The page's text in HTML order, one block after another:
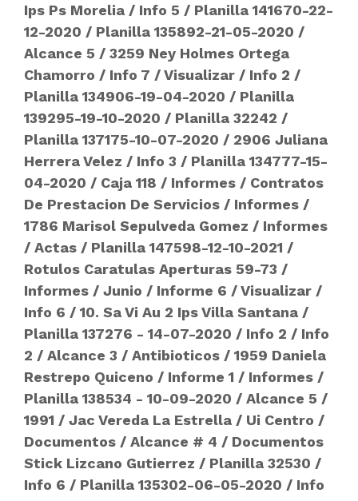
Ips Ps Morelia / Info 5 / Planilla 141670-22-
12-2020 / Planilla 135892-21-05-2020 /
Alcance 5 / 3259 Ney Holmes Ortega
Chamorro / Info 7 /Visualizar / Info 2 /
Planilla 134906-19-04-2020 / Planilla
139295-19-10-2020 / Planilla 32242 /
Planilla 137175-10-07-2020 / 2906 Juliana
Herrera Velez / Info 3 / Planilla 134777-15-
04-2020 / Caja 118 / Informes / Contratos
De Prestacion De Servicios / Informes /
1786 Marisol Sepulveda Gomez / Informes
/ Actas / Planilla 147598-12-10-2021 /
Rotulos Caratulas Aperturas 59-73 /
Informes / Junio / Informe 6 /Visualizar /
Info 6 / 10. Sa Vi Au 2 Ips Villa Santana /
Planilla 137276 - 14-07-2020 / Info 2 / Info
2 / Alcance 3 / Antibioticos / 1959 Daniela
Restrepo Quiceno / Informe 1 / Informes /
Planilla 138534 - 10-09-2020 / Alcance 5 /
1991 / Jac Vereda La Estrella / Ui Centro /
Documentos / Alcance # 4 / Documentos
Stick Lizcano Gutierrez / Planilla 32530 /
Info 6 / Planilla 135302-06-05-2020 / Info